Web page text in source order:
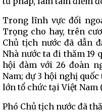
Trong lĩnh vực đối
Trọng cho hay, trên
Chủ tịch nước đã dẫn
Nhà nước ta đi thăm 19
hội đàm với 26 đoàn
Nam; dự 3 hội nghị
lớn tổ chức tại Việt Nam
Phó Chủ tịch nước đã